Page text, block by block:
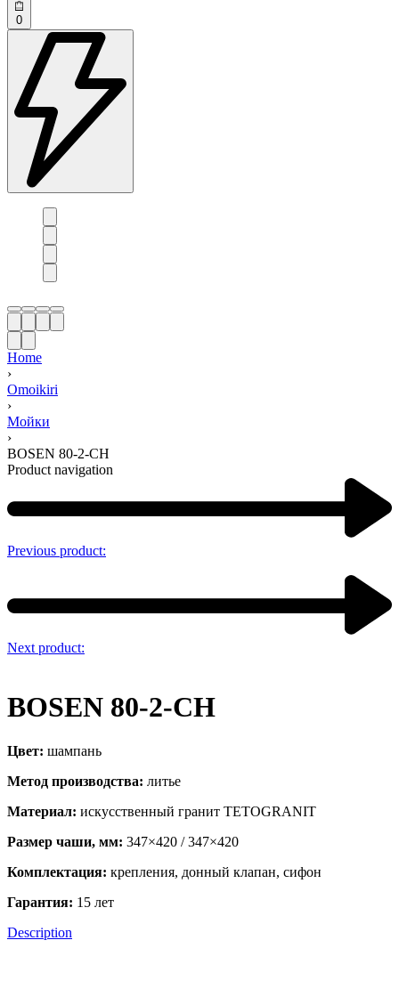
0
Home
›
Omoikiri
›
Мойки
›
BOSEN 80-2-CH
Product navigation
Previous product:
Next product:
BOSEN 80-2-CH
Цвет: шампань
Метод производства: литье
Материал: искусственный гранит TETOGRANIT
Размер чаши, мм: 347×420 / 347×420
Комплектация: крепления, донный клапан, сифон
Гарантия: 15 лет
Description